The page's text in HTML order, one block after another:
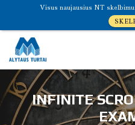
INFINITE
Visus naujausius NT